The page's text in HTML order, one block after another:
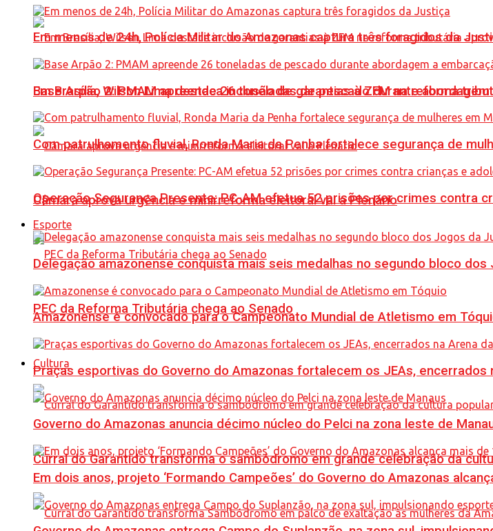
Em Brasília, Wilson Lima destaca inclusão de garantias à ZFM na reforma
Câmara aprova urgência e minirreforma eleitoral vai a Plenário
PEC da Reforma Tributária chega ao Senado
Cultura
Curral do Garantido transforma o sambódromo em grande celebração da
Em menos de 24h, Polícia Militar do Amazonas captura três foragidos da
Base Arpão 2: PMAM apreende 26 toneladas de pescado durante
Com patrulhamento fluvial, Ronda Maria da Penha fortalece segurança de
Operação Segurança Presente: PC-AM efetua 52 prisões por crimes contra
Esporte
Delegação amazonense conquista mais seis medalhas no segundo bloco
Amazonense é convocado para o Campeonato Mundial de Atletismo em
Praças esportivas do Governo do Amazonas fortalecem os JEAs, encerrados
Governo do Amazonas anuncia décimo núcleo do Pelci na zona leste de
Em dois anos, projeto ‘Formando Campeões’ do Governo do Amazonas